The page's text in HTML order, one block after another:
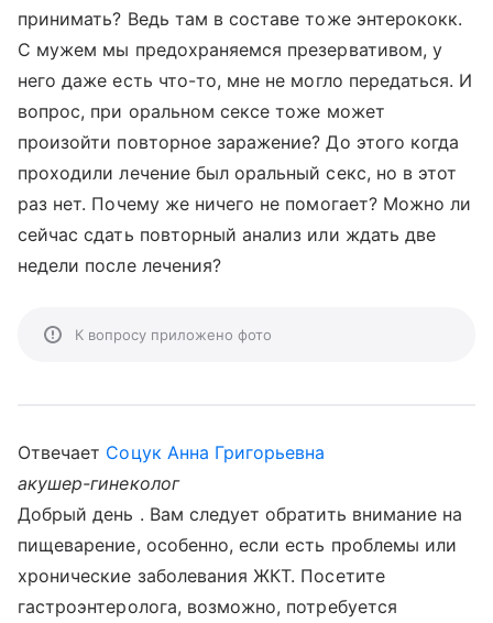
принимать? Ведь там в составе тоже энтерококк.
С мужем мы предохраняемся презервативом, у
него даже есть что-то, мне не могло передаться. И
вопрос, при оральном сексе тоже может
произойти повторное заражение? До этого когда
проходили лечение был оральный секс, но в этот
раз нет. Почему же ничего не помогает? Можно ли
сейчас сдать повторный анализ или ждать две
недели после лечения?
К вопросу приложено фото
Отвечает Соцук Анна Григорьевна
акушер-гинеколог
Добрый день . Вам следует обратить внимание на
пищеварение, особенно, если есть проблемы или
хронические заболевания ЖКТ. Посетите
гастроэнтеролога, возможно, потребуется